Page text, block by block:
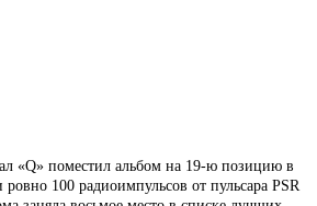
«Q» поместил альбом на 19-ю позицию в
100 радиоимпульсов от пульсара PSR